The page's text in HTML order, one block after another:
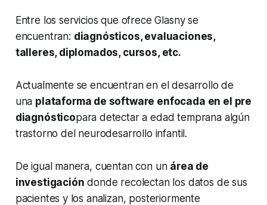
Entre los servicios que ofrece Glasny se
encuentran: diagnósticos, evaluaciones,
talleres, diplomados, cursos, etc.
Actualmente se encuentran en el desarrollo de
una plataforma de software enfocada en el pre
diagnósticopara detectar a edad temprana algún
trastorno del neurodesarrollo infantil.
De igual manera, cuentan con un área de
investigación donde recolectan los datos de sus
pacientes y los analizan, posteriormente